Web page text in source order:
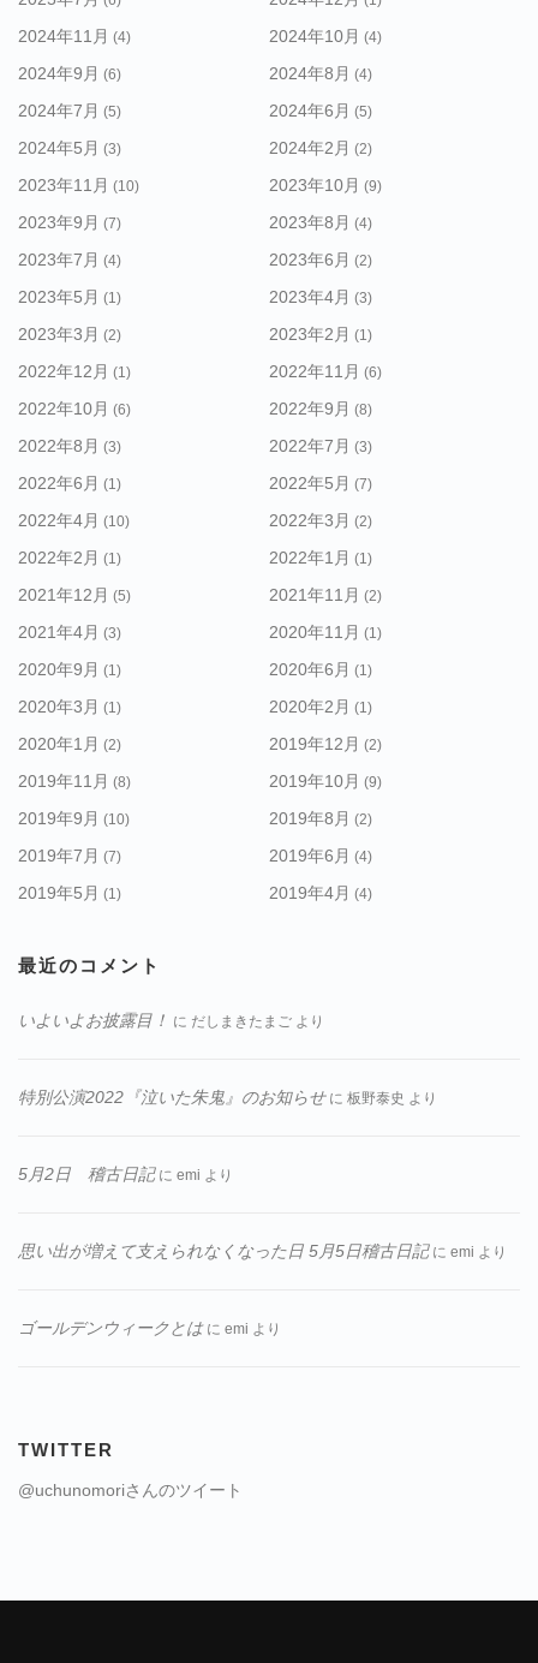
2024年11月 (4) 2024年10月 (4)
2024年9月 (6) 2024年8月 (4)
2024年7月 (5) 2024年6月 (5)
2024年5月 (3) 2024年2月 (2)
2023年11月 (10) 2023年10月 (9)
2023年9月 (7) 2023年8月 (4)
2023年7月 (4) 2023年6月 (2)
2023年5月 (1) 2023年4月 (3)
2023年3月 (2) 2023年2月 (1)
2022年12月 (1) 2022年11月 (6)
2022年10月 (6) 2022年9月 (8)
2022年8月 (3) 2022年7月 (3)
2022年6月 (1) 2022年5月 (7)
2022年4月 (10) 2022年3月 (2)
2022年2月 (1) 2022年1月 (1)
2021年12月 (5) 2021年11月 (2)
2021年4月 (3) 2020年11月 (1)
2020年9月 (1) 2020年6月 (1)
2020年3月 (1) 2020年2月 (1)
2020年1月 (2) 2019年12月 (2)
2019年11月 (8) 2019年10月 (9)
2019年9月 (10) 2019年8月 (2)
2019年7月 (7) 2019年6月 (4)
2019年5月 (1) 2019年4月 (4)
最近のコメント
いよいよお披露目！ に だしまきたまご より
特別公演2022『泣いた朱鬼』のお知らせに 板野泰史 より
5月2日 稽古日記に emi より
思い出が増えて支えられなくなった日 5月5日稽古日記に emi より
ゴールデンウィークとはに emi より
TWITTER
@uchunomoriさんのツイート